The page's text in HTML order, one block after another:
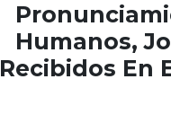
Humanos,
Recibidos En